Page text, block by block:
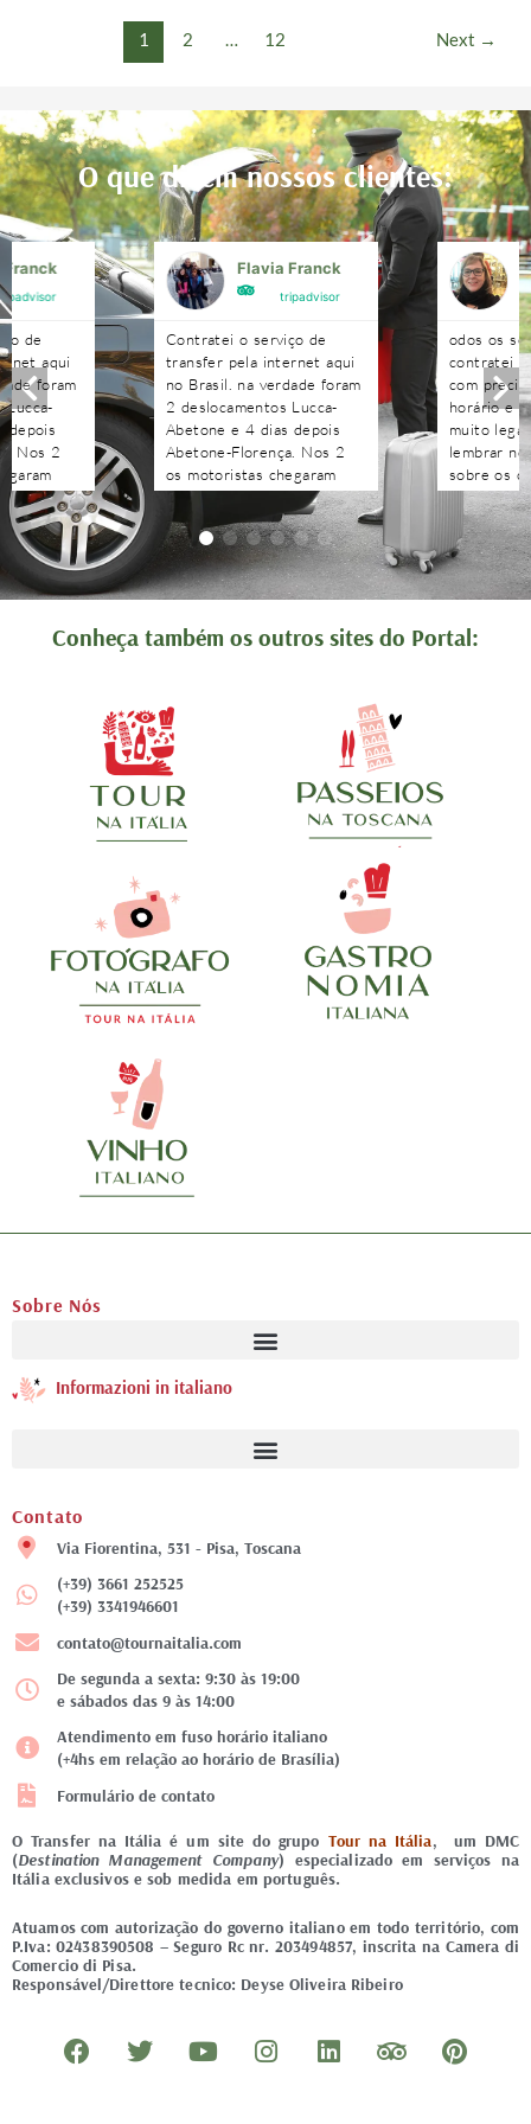
1 2 … 12 Next →
O que dizem nossos clientes:
Franck
de
aqui
foram
Lucca-
depois
Nos 2
Flavia Franck
tripadvisor
Contratei o serviço de
transfer pela internet aqui
no Brasil. na verdade foram
2 deslocamentos Lucca-
Abetone e 4 dias depois
Abetone-Florença. Nos 2
os motoristas chegaram
antes do horário
combinado, nos aguardaram
e foram muito atenciosos.
Ótimo trabalho. Podem
contratar sem medo!!!!
odos os
contratei
com
horário e
muito
lembrar
sobre os
agendados
às
recebidas
Conheça também os outros sites do Portal:
Sobre Nós
Informazioni in italiano
Contato
Via Fiorentina, 531 - Pisa, Toscana
(+39) 3661 252525
(+39) 3341946601
contato@tournaitalia.com
De segunda a sexta: 9:30 às 19:00
e sábados das 9 às 14:00
Atendimento em fuso horário italiano
(+4hs em relação ao horário de Brasília)
Formulário de contato
O Transfer na Itália é um site do grupo Tour na Itália, um DMC
(Destination Management Company) especializado em serviços na
Itália exclusivos e sob medida em português.
Atuamos com autorização do governo italiano em todo território, com
P.Iva: 02438390508 – Seguro Rc nr. 203494857, inscrita na Camera di
Comercio di Pisa.
Responsável/Direttore tecnico: Deyse Oliveira Ribeiro
F
a
T
w
Y
o
I
n
L
i
T
r
P
i